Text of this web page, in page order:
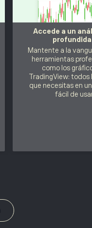
Accede a un
Mantente a la
herramientas
como los
TradingView: todos
que necesitas en
fácil de